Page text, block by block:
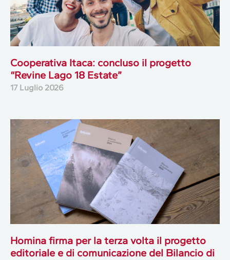
Cooperativa Itaca: concluso il progetto
“Revine Lago 18 Estate”
17 Luglio 2026
Homina firma per la terza volta il progetto
editoriale e di comunicazione del Bilancio di